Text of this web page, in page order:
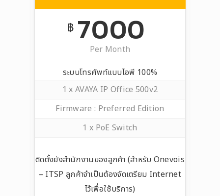
฿7000
Per Month
ระบบโทรศัพท์แบบไอพี 100%
1 x AVAYA IP Office 500v2
Firmware : Preferred Edition
1 x PoE Switch
ติดตั้งยังสำนักงานของลูกค้า (สำหรับ Onevois
– ITSP ลูกค้าจำเป็นต้องจัดเตรียม Internet
ไว้เพื่อใช้บริการ)